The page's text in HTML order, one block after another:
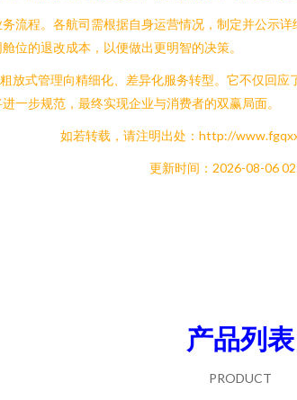
流程。各航司需根据自身运营情况，制定并公示
位的退改成本，以便做出更明智的决策。
放式管理向精细化、差异化服务转型。它不仅回
一步规范，最终实现企业与消费者的双赢局面。
如若转载，请注明出处：http://
更新时间：2026-08-06
产品列表
PRODUCT